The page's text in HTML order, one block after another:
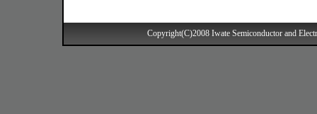
Copyright(C)2008 Iwate Semiconductor and